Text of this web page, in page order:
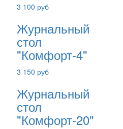
3 100 руб
Журнальный
стол
"Комфорт-4"
3 150 руб
Журнальный
стол
"Комфорт-20"